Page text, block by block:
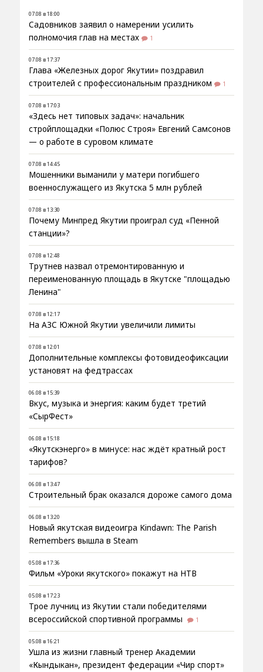
07.08 в 18:00
Садовников заявил о намерении усилить
полномочия глав на местах
1
07.08 в 17:37
Глава «Железных дорог Якутии» поздравил
строителей с профессиональным праздником
1
07.08 в 17:03
«Здесь нет типовых задач»: начальник
стройплощадки «Полюс Строя» Евгений Самсонов
— о работе в суровом климате
07.08 в 14:45
Мошенники выманили у матери погибшего
военнослужащего из Якутска 5 млн рублей
07.08 в 13:30
Почему Минпред Якутии проиграл суд «Пенной
станции»?
07.08 в 12:48
Трутнев назвал отремонтированную и
переименованную площадь в Якутске "площадью
Ленина"
07.08 в 12:17
На АЗС Южной Якутии увеличили лимиты
07.08 в 12:01
Дополнительные комплексы фотовидеофиксации
установят на федтрассах
06.08 в 15:39
Вкус, музыка и энергия: каким будет третий
«СырФест»
06.08 в 15:18
«Якутскэнерго» в минусе: нас ждёт кратный рост
тарифов?
06.08 в 13:47
Строительный брак оказался дороже самого дома
06.08 в 13:20
Новый якутская видеоигра Kindawn: The Parish
Remembers вышла в Steam
05.08 в 17:36
Фильм «Уроки якутского» покажут на НТВ
05.08 в 17:23
Трое лучниц из Якутии стали победителями
всероссийской спортивной программы
1
05.08 в 16:21
Ушла из жизни главный тренер Академии
«Кындыкан», президент федерации «Чир спорт»